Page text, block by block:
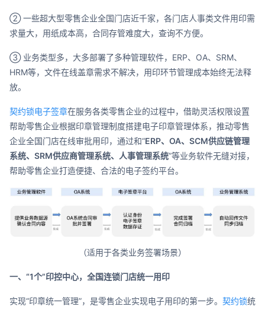
② 一些超大型零售企业全国门店近千家，各门店人事类文件用印需
求量大，用纸成本高，合同存管难度大，查询不方便。
③ 业务类型多，大多部署了多种管理软件，ERP、OA、SRM、
HRM等，文件在线盖章需求不解决，用印环节管理成本始终无法释
放。
契约锁电子签章在服务各类零售企业的过程中，借助灵活权限设置
帮助零售企业根据印章管理制度搭建电子印章管理体系，推动零售
企业全国门店在线审批用印，通过和“ERP、OA、SCM供应链管理
系统、SRM供应商管理系统、人事管理系统”等业务软件无缝对接，
帮助零售企业打造便捷、合法的电子签约平台。
（适用于各类业务签署场景）
一、“1个”印控中心，全国连锁门店统一用印
实现“印章统一管理”，是零售企业实现电子用印的第一步。 契约锁统